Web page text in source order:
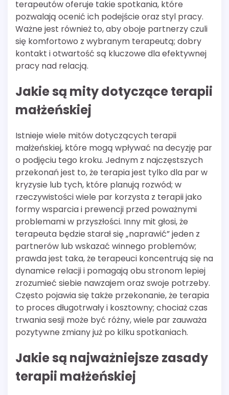
terapeutów oferuje takie spotkania, które
pozwalają ocenić ich podejście oraz styl pracy.
Ważne jest również to, aby oboje partnerzy czuli
się komfortowo z wybranym terapeutą; dobry
kontakt i otwartość są kluczowe dla efektywnej
pracy nad relacją.
Jakie są mity dotyczące terapii
małżeńskiej
Istnieje wiele mitów dotyczących terapii
małżeńskiej, które mogą wpływać na decyzję par
o podjęciu tego kroku. Jednym z najczęstszych
przekonań jest to, że terapia jest tylko dla par w
kryzysie lub tych, które planują rozwód; w
rzeczywistości wiele par korzysta z terapii jako
formy wsparcia i prewencji przed poważnymi
problemami w przyszłości. Inny mit głosi, że
terapeuta będzie starał się „naprawić” jeden z
partnerów lub wskazać winnego problemów;
prawda jest taka, że terapeuci koncentrują się na
dynamice relacji i pomagają obu stronom lepiej
zrozumieć siebie nawzajem oraz swoje potrzeby.
Często pojawia się także przekonanie, że terapia
to proces długotrwały i kosztowny; chociaż czas
trwania sesji może być różny, wiele par zauważa
pozytywne zmiany już po kilku spotkaniach.
Jakie są najważniejsze zasady
terapii małżeńskiej